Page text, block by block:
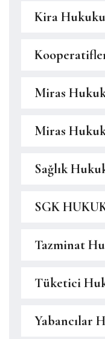
Kira
Miras
Miras
Sağlık
SGK
Tazminat
Tüketici
Yabancılar